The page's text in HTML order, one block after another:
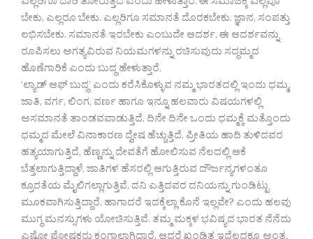
ಬೇಕು, ಎಲ್ಲರೂ ಬೇಕು. ಎಲ್ಲರಿಗೂ ಸಮಾನತೆ ದೊರಕಬೇಕು. ಜ್ಞಾನ, ಸಂಪತ್ತು
ಲಭಿಸಬೇಕು. ಸಮಾನತೆ ಇರಬೇಕು ಎಂಬುದೇ ಆದರ್ಶ, ಈ ಆದರ್ಶವನ್ನು
ರೂಪಿಸಲು ಅಗತ್ಯವಿರುವ ನಿಯಮಗಳನ್ನು ರಚಿಸುವುದು ಸದ್ಧಮ್ಮದ
ಹೊಣೆಗಾರಿಕೆ ಎಂದು ಬುದ್ಧ ಹೇಳುತ್ತಾರೆ.
’ಲ್ಯಾಡ್‌ ಆಫ್‌ ಬುದ್ಧ’ ಎಂದು ಕರೆಸಿಕೊಳ್ಳುವ ನಮ್ಮ ಭಾರತದಲ್ಲಿ ಇಂದು ಧಮ್ಮ,
ಜಾತಿ, ವರ್ಗ, ಲಿಂಗ, ವರ್ಣ ಹಾಗೂ ಇನ್ನೂ ಹಲವಾರು ವಿಷಯಗಳಲ್ಲಿ
ಅಸಮಾನತೆ ತಾಂಡವವಾಡುತ್ತಿದೆ. ದಿನೇ ದಿನೇ ಒಂದು ಧಮ್ಮಕ್ಕೆ ಮತ್ತೊಂದು
ಧಮ್ಮದ ಮೇಲೆ ವಿನಾಕಾರಣ ದ್ವೇಷ ಹೆಚ್ಚುತ್ತಿದೆ. ಪ್ರೀತಿಯ ಹಾದಿ ತುಳಿದವರ
ಹತ್ಯಯಾಗುತ್ತಿದೆ, ಹೆಣ್ಣನ್ನು ದೇವತೆಗೆ ಹೋಲಿಸುವ ನೆಲದಲ್ಲಿ ಆಕೆ
ಬೆತ್ತಲಾಗುತ್ತಿದ್ದಾಳೆ, ಜಾತಿಗಳ ಹೆಸರಲ್ಲಿ ಆಗುತ್ತಿರುವ ದೌರ್ಜನ್ಯಗಳಂತೂ
ಕ್ರೂರತೆಯ ಮೈಲಿಗಲ್ಲಾಗುತ್ತಿವೆ, ದನಿ ಎತ್ತಿದವರ ದನಿಯನ್ನು ಗುಂಡಿಟ್ಟು
ಮೂಕವಾಗಿಸುತ್ತಿದ್ದಾರೆ. ಹಾಗಾದರೆ ಇದಕ್ಕೆಲ್ಲಾ ಕೊನೆ ಇಲ್ಲವೇ? ಎಂದು ಹಲವು
ಮುಗ್ಧ ಮನಸ್ಸುಗಳು ಯೋಚಿಸುತ್ತಿವೆ. ತಮ್ಮ ಮಕ್ಕಳ ಭವಿಷ್ಯದ ಭಾರತ ನೆನೆದು